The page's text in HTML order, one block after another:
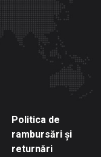
Politica de
rambursări și
returnări